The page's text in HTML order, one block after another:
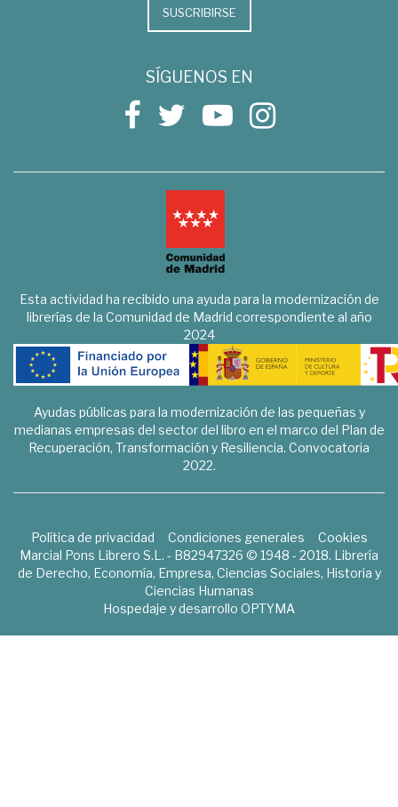
SUSCRIBIRSE
SÍGUENOS EN
Esta actividad ha recibido una ayuda para la modernización de
librerías de la Comunidad de Madrid correspondiente al año
2024
Ayudas públicas para la modernización de las pequeñas y
medianas empresas del sector del libro en el marco del Plan de
Recuperación, Transformación y Resiliencia. Convocatoria
2022.
Política de privacidad Condiciones generales
Cookies
Marcial Pons Librero S.L. - B82947326 © 1948 - 2018. Librería
de Derecho, Economía, Empresa, Ciencias Sociales, Historia y
Ciencias Humanas
Hospedaje y desarrollo OPTYMA